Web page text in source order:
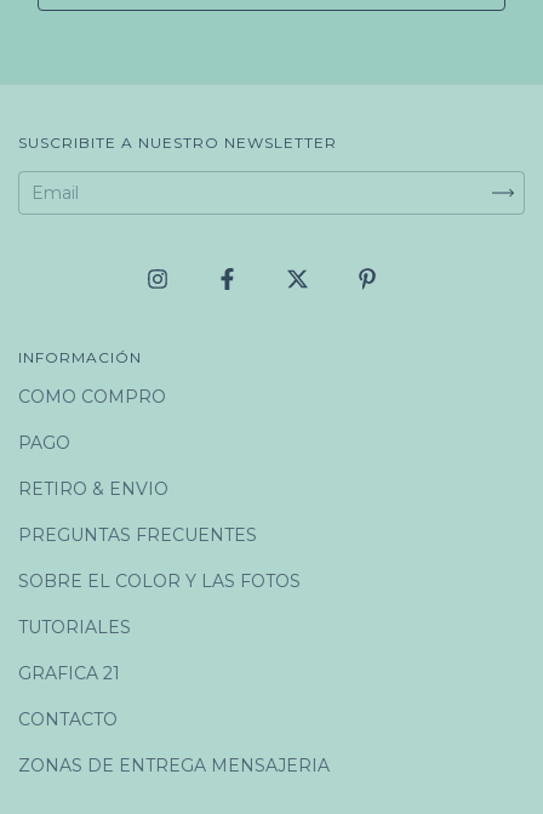
SUSCRIBITE A NUESTRO NEWSLETTER
INFORMACIÓN
COMO COMPRO
PAGO
RETIRO & ENVIO
PREGUNTAS FRECUENTES
SOBRE EL COLOR Y LAS FOTOS
TUTORIALES
GRAFICA 21
CONTACTO
ZONAS DE ENTREGA MENSAJERIA